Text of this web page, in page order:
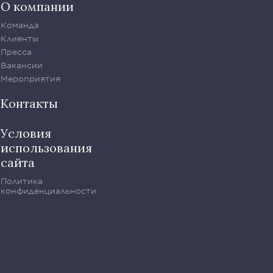
О компании
Команда
Клиенты
Пресса
Вакансии
Мероприятия
Контакты
Условия
использования
сайта
Политика
конфиденциальности